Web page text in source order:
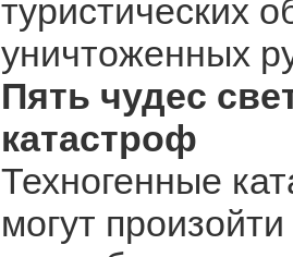
туристических
уничтоженных
Пять чудес
катастроф
Техногенные
могут